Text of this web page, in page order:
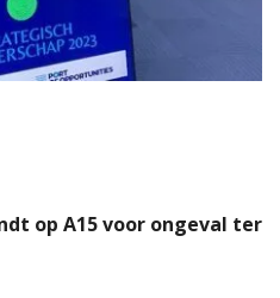
op A15 voor ongeval ter